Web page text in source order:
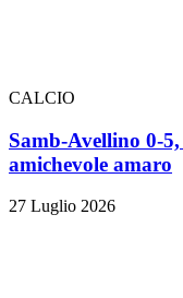
CALCIO
Samb-Avellino 0-
amichevole amaro
27 Luglio 2026